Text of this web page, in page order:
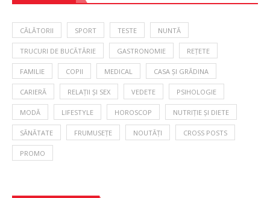
CĂLĂTORII SPORT TESTE NUNTĂ
TRUCURI DE BUCĂTĂRIE GASTRONOMIE REȚETE
FAMILIE COPII MEDICAL CASA ȘI GRĂDINA
CARIERĂ RELAȚII ȘI SEX VEDETE PSIHOLOGIE
MODĂ LIFESTYLE HOROSCOP NUTRIȚIE ȘI DIETE
SĂNĂTATE FRUMUSEȚE NOUTĂȚI CROSS POSTS
PROMO